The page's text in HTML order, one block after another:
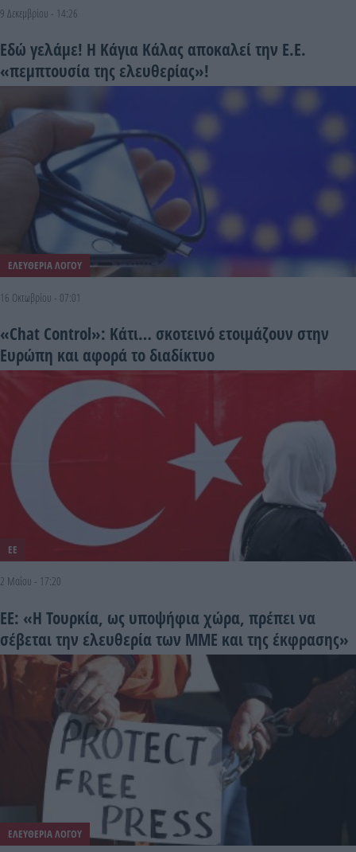
9 Δεκεμβρίου - 14:26
Εδώ γελάμε! Η Κάγια Κάλας αποκαλεί την Ε.Ε.
«πεμπτουσία της ελευθερίας»!
ΕΛΕΥΘΕΡΙΑ ΛΟΓΟΥ
16 Οκτωβρίου - 07:01
«Chat Control»: Κάτι… σκοτεινό ετοιμάζουν στην
Ευρώπη και αφορά το διαδίκτυο
ΕΕ
2 Μαΐου - 17:20
ΕΕ: «Η Τουρκία, ως υποψήφια χώρα, πρέπει να
σέβεται την ελευθερία των ΜΜΕ και της έκφρασης»
ΕΛΕΥΘΕΡΙΑ ΛΟΓΟΥ